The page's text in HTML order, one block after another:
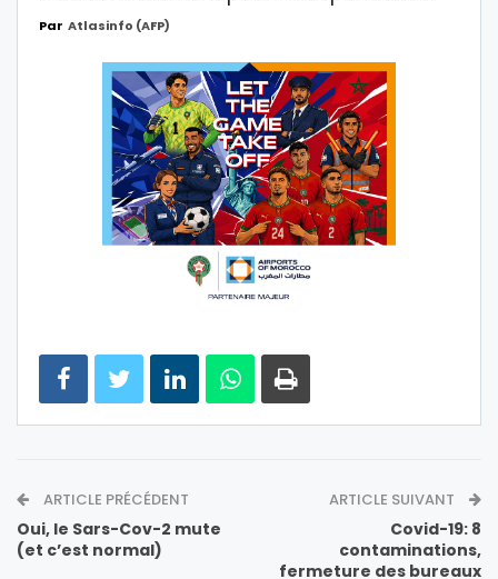
Par Atlasinfo (AFP)
ARTICLE PRÉCÉDENT
Oui, le Sars-Cov-2 mute
(et c’est normal)
ARTICLE SUIVANT
Covid-19: 8
contaminations,
fermeture des bureaux